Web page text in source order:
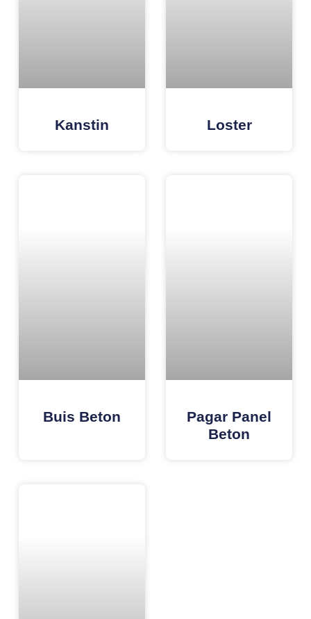
Kanstin Loster
Buis Beton
Pagar Panel
Beton